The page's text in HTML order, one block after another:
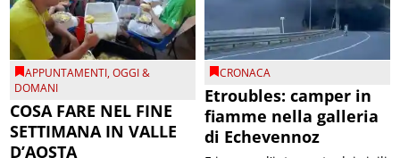
APPUNTAMENTI,OGGI &
DOMANI
COSA FARE NEL FINE
SETTIMANA IN VALLE
D’AOSTA
CRONACA
Etroubles: camper in
fiamme nella galleria
di Echevennoz